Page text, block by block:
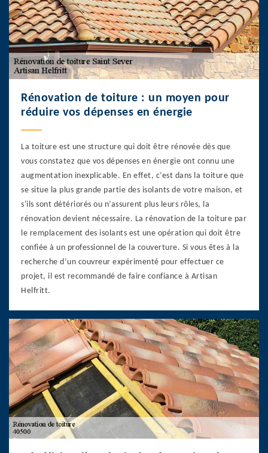
Rénovation de toiture : un moyen pour
réduire vos dépenses en énergie
La toiture est une structure qui doit être rénovée dès que
vous constatez que vos dépenses en énergie ont connu une
augmentation inexplicable. En effet, c’est dans la toiture que
se situe la plus grande partie des isolants de votre maison, et
s'ils sont détériorés ou n’assurent plus leurs rôles, la
rénovation devient nécessaire. La rénovation de la toiture par
le remplacement des isolants est une opération qui doit être
confiée à un professionnel de la couverture. Si vous êtes à la
recherche d’un couvreur expérimenté pour effectuer ce
projet, il est recommandé de faire confiance à Artisan
Helfritt.